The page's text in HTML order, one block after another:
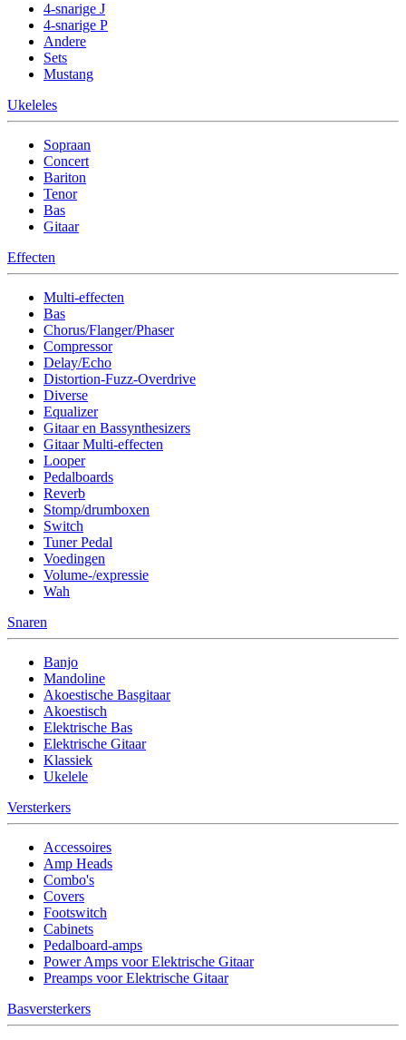
4-snarige J
4-snarige P
Andere
Sets
Mustang
Ukeleles
Sopraan
Concert
Bariton
Tenor
Bas
Gitaar
Effecten
Multi-effecten
Bas
Chorus/Flanger/Phaser
Compressor
Delay/Echo
Distortion-Fuzz-Overdrive
Diverse
Equalizer
Gitaar en Bassynthesizers
Gitaar Multi-effecten
Looper
Pedalboards
Reverb
Stomp/drumboxen
Switch
Tuner Pedal
Voedingen
Volume-/expressie
Wah
Snaren
Banjo
Mandoline
Akoestische Basgitaar
Akoestisch
Elektrische Bas
Elektrische Gitaar
Klassiek
Ukelele
Versterkers
Accessoires
Amp Heads
Combo's
Covers
Footswitch
Cabinets
Pedalboard-amps
Power Amps voor Elektrische Gitaar
Preamps voor Elektrische Gitaar
Basversterkers